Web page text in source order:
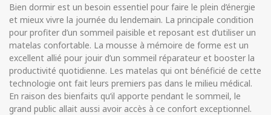
Bien dormir est un besoin essentiel pour faire le plein d’énergie
et mieux vivre la journée du lendemain. La principale condition
pour profiter d’un sommeil paisible et reposant est d’utiliser un
matelas confortable. La mousse à mémoire de forme est un
excellent allié pour jouir d’un sommeil réparateur et booster la
productivité quotidienne. Les matelas qui ont bénéficié de cette
technologie ont fait leurs premiers pas dans le milieu médical.
En raison des bienfaits qu’il apporte pendant le sommeil, le
grand public allait aussi avoir accès à ce confort exceptionnel.